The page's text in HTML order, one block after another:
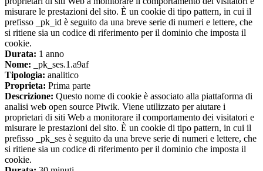
misurare le prestazioni del sito. È un cookie di tipo pattern, in cui il
prefisso _pk_id è seguito da una breve serie di numeri e lettere, che
si ritiene sia un codice di riferimento per il dominio che imposta il
cookie.
Durata: 1 anno
Nome: _pk_ses.1.a9af
Tipologia: analitico
Proprieta: Prima parte
Descrizione: Questo nome di cookie è associato alla piattaforma di
analisi web open source Piwik. Viene utilizzato per aiutare i
proprietari di siti Web a monitorare il comportamento dei visitatori e
misurare le prestazioni del sito. È un cookie di tipo pattern, in cui il
prefisso _pk_ses è seguito da una breve serie di numeri e lettere, che
si ritiene sia un codice di riferimento per il dominio che imposta il
cookie.